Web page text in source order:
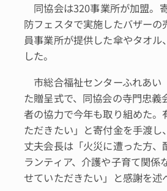
同協会は320事業所が加盟。
防フェスタで実施したバザーの
員事業所が提供した傘やタオル
した。
市総合福祉センターふれあい
た贈呈式で、同協会の寺門忠義
者の協力で今年も取り組めた。
ただきたい」と寄付金を手渡し
丈夫会長は「火災に遭った方、
ランティア、介護や子育て関係
せていただきたい」と感謝を述